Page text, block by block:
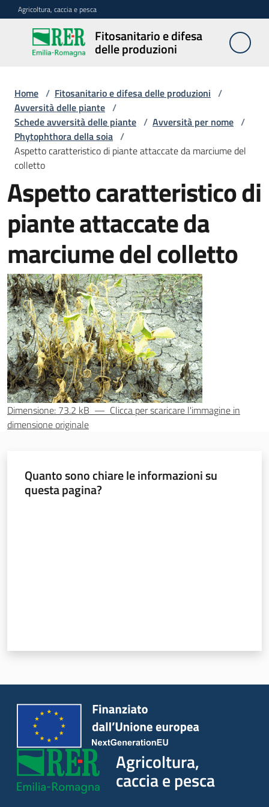
Vai al contenuto
Vai alla navigazione
Vai al footer
Agricoltura, caccia e pesca
Fitosanitario e difesa
delle produzioni
Fitosanitario
e difesa
produzioni
Avversità
delle
piante
Sorveglianza
Difesa
sostenibile
Vivaismo
e
sementi
Import-
Export
Agricoltura,
caccia e
pesca
Home / Fitosanitario e difesa delle produzioni /
Avversità delle piante /
Schede avversità delle piante / Avversità per nome /
Phytophthora della soia /
Aspetto caratteristico di piante attaccate da marciume del
colletto
Aspetto caratteristico di
piante attaccate da
marciume del colletto
Dimensione: 73.2 kB — Clicca per scaricare l'immagine in
dimensione originale
Quanto sono chiare le informazioni su
questa pagina?
Agricoltura,
caccia e pesca